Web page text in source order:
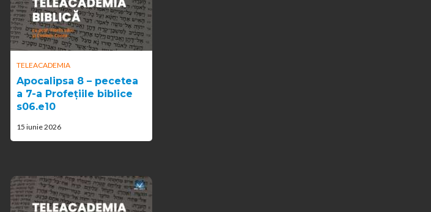
TELEACADEMIA
Apocalipsa 8 – pecetea
a 7-a Profețiile biblice
s06.e10
15 iunie 2026